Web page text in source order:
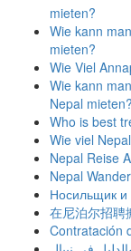
mieten?
Wie kann
mieten?
Wie Viel
Wie kann
Nepal mieten?
Who is best
Wie viel
Nepal Reise
Nepal
Носильщик и
在尼泊尔招聘
Contratación